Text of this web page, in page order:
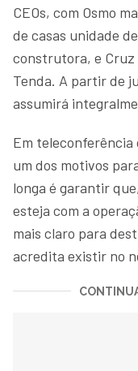
CEOs, com Osmo
de casas unidade
construtora, e Cruz
Tenda. A partir de
assumirá
Em teleconferência
um dos motivos
longa é garantir
esteja com a
mais claro para
acredita existir no